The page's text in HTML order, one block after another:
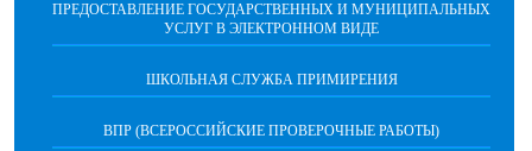
ПРЕДОСТАВЛЕНИЕ ГОСУДАРСТВЕННЫХ И МУНИЦИПАЛЬНЫХ
УСЛУГ В ЭЛЕКТРОННОМ ВИДЕ
ШКОЛЬНАЯ СЛУЖБА ПРИМИРЕНИЯ
ВПР (ВСЕРОССИЙСКИЕ ПРОВЕРОЧНЫЕ РАБОТЫ)